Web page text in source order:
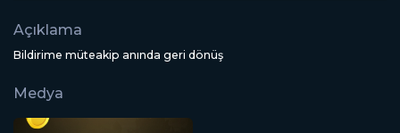
Açıklama
Bildirime müteakip anında geri dönüş
Medya